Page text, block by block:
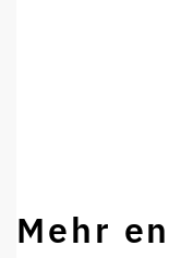
Mehr